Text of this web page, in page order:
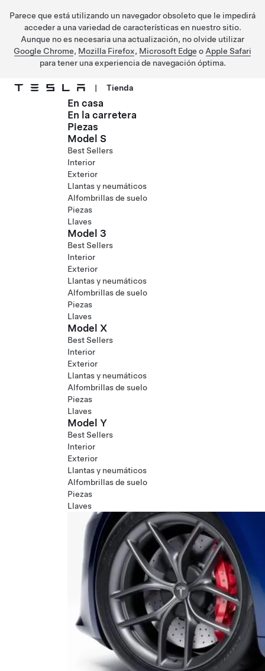
Parece que está utilizando un navegador obsoleto que le impedirá
acceder a una variedad de características en nuestro sitio.
Aunque no es necesaria una actualización, no olvide utilizar
Google Chrome, Mozilla Firefox, Microsoft Edge o Apple Safari
para tener una experiencia de navegación óptima.
Ir al contenido principal
| Tienda
En casa
En la carretera
Piezas
Model S
Best Sellers
Interior
Exterior
Llantas y neumáticos
Alfombrillas de suelo
Piezas
Llaves
Model 3
Best Sellers
Interior
Exterior
Llantas y neumáticos
Alfombrillas de suelo
Piezas
Llaves
Model X
Best Sellers
Interior
Exterior
Llantas y neumáticos
Alfombrillas de suelo
Piezas
Llaves
Model Y
Best Sellers
Interior
Exterior
Llantas y neumáticos
Alfombrillas de suelo
Piezas
Llaves